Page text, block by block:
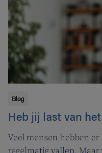
Blog
Heb jij last van
Veel mensen hebben